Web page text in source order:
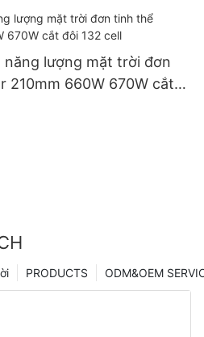
năng lượng mặt trời đơn
210mm 660W 670W cắt
ODM&OEM
PRODUCTS